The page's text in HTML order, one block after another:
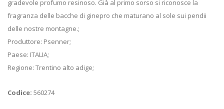
gradevole profumo resinoso. Già al primo sorso si riconosce la
fragranza delle bacche di ginepro che maturano al sole sui pendii
delle nostre montagne.;
Produttore: Psenner;
Paese: ITALIA;
Regione: Trentino alto adige;
Codice: 560274